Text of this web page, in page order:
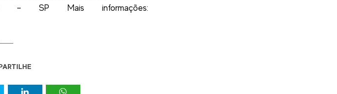
– SP Mais informações: